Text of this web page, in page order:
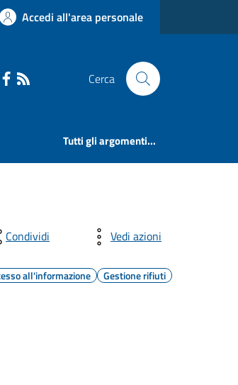
Accedi all'area personale
Cerca
Tutti gli argomenti...
Condividi Vedi azioni
all'informazione Gestione rifiuti